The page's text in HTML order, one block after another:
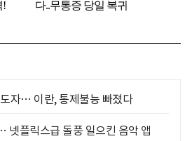
자… 이란, 통제불능 빠졌다
넷플릭스급 돌풍 일으킨 음악 앱